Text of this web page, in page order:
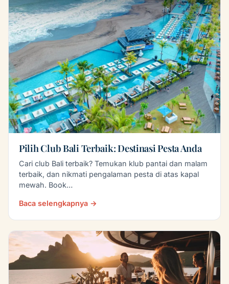
Pilih Club Bali Terbaik: Destinasi Pesta Anda
Cari club Bali terbaik? Temukan klub pantai dan malam
terbaik, dan nikmati pengalaman pesta di atas kapal
mewah. Book…
Baca selengkapnya →